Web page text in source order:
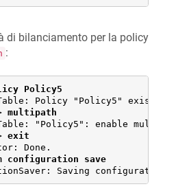
di bilanciamento per la policy
:
Policy5
Policy "Policy5" exists.
multipath
"Policy5": enable
exit
Done.
configuration save
Saving configuration.